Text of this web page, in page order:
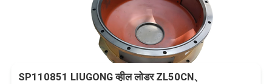
SP110851 LIUGONG व्हील लोडर ZL50CN、